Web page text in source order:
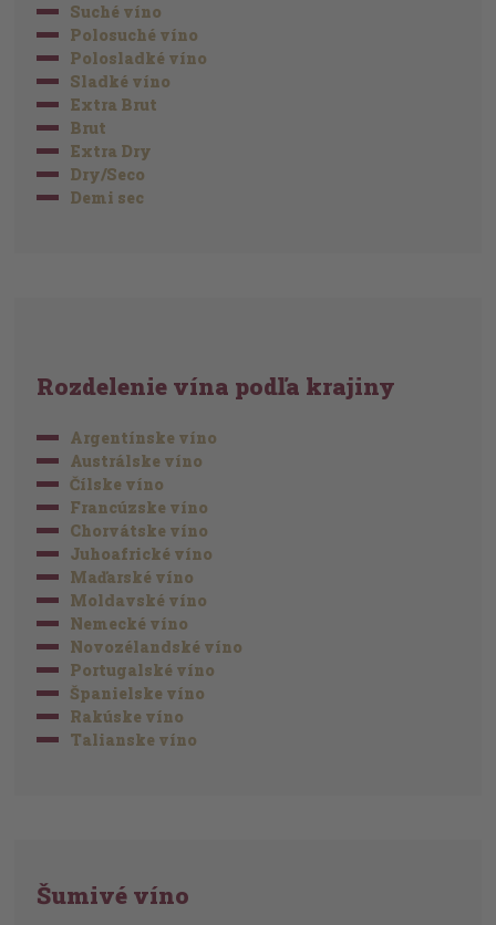
Suché víno
Polosuché víno
Polosladké víno
Sladké víno
Extra Brut
Brut
Extra Dry
Dry/Seco
Demi sec
Rozdelenie vína podľa krajiny
Argentínske víno
Austrálske víno
Čílske víno
Francúzske víno
Chorvátske víno
Juhoafrické víno
Maďarské víno
Moldavské víno
Nemecké víno
Novozélandské víno
Portugalské víno
Španielske víno
Rakúske víno
Talianske víno
Šumivé víno